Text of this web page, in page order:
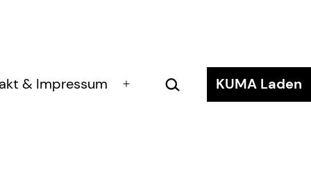
& Impressum Suchen … KUMA Laden